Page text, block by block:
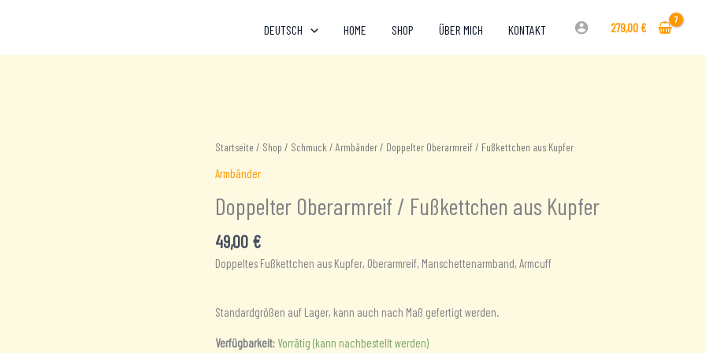
DEUTSCH HOME SHOP ÜBER MICH KONTAKT 279,00 €
Startseite / Shop / Schmuck / Armbänder/ Doppelter Oberarmreif / Fußkettchen aus Kupfer
Armbänder
Doppelter Oberarmreif / Fußkettchen aus Kupfer
49,00 €
Doppeltes Fußkettchen aus Kupfer, Oberarmreif, Manschettenarmband, Armcuff
Standardgrößen auf Lager, kann auch nach Maß gefertigt werden.
Verfügbarkeit: Vorrätig (kann nachbestellt werden)